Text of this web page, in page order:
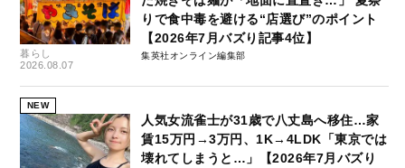
暮らし
2026.08.07
りで食中毒を避ける“店選び”のポイント
【2026年7月バズり記事4位】
集英社オンライン編集部
NEW
人気女流雀士が31歳で八丈島へ移住…家
賃15万円→3万円、1K→4LDK「東京では
壊れてしまうと…」【2026年7月バズり